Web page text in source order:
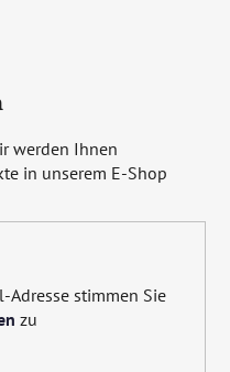
werden Ihnen
in unserem E-Shop
Adresse stimmen Sie
zu